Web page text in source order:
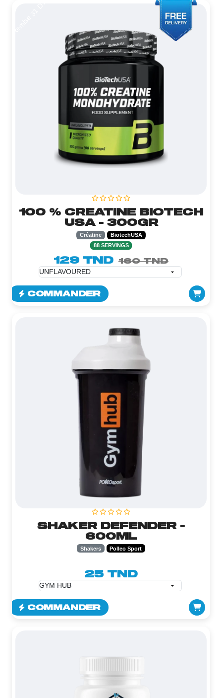
100 % CREATINE BIOTECH
USA - 300GR
Créatine
BiotechUSA
88 SERVINGS
129 TND 160 TND
COMMANDER
SHAKER DEFENDER -
600ML
Shakers Polleo Sport
25 TND
COMMANDER